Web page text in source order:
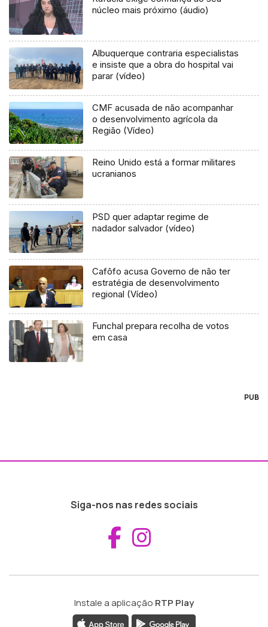
núcleo mais próximo (áudio)
Albuquerque contraria especialistas
e insiste que a obra do hospital vai
parar (vídeo)
CMF acusada de não acompanhar
o desenvolvimento agrícola da
Região (Vídeo)
Reino Unido está a formar militares
ucranianos
PSD quer adaptar regime de
nadador salvador (vídeo)
Cafôfo acusa Governo de não ter
estratégia de desenvolvimento
regional (Vídeo)
Funchal prepara recolha de votos
em casa
PUB
Siga-nos nas redes sociais
Aceder ao
Instale a aplicação RTP Play